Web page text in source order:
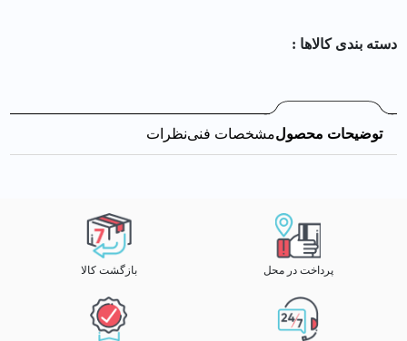
دسته بندی کالا‌ها :
توضیحات محصولمشخصات فنینظرات
پرداخت در محل بازگشت کالا